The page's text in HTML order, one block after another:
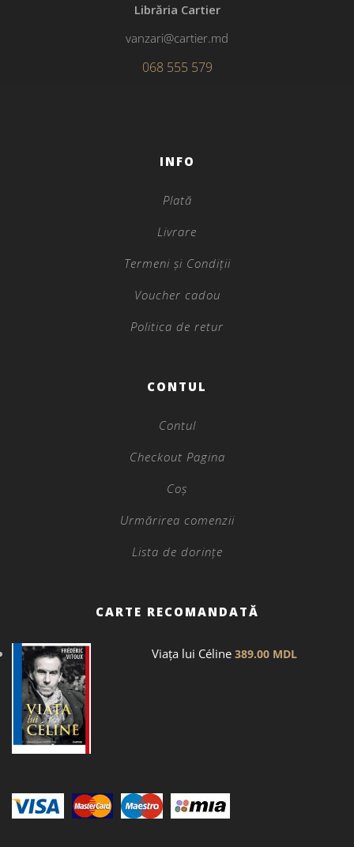
Librăria Cartier
vanzari@cartier.md
068 555 579
INFO
Plată
Livrare
Termeni și Condiții
Voucher cadou
Politica de retur
CONTUL
Contul
Checkout Pagina
Coș
Urmărirea comenzii
Lista de dorințe
CARTE RECOMANDATĂ
Viața lui Céline 389.00 MDL